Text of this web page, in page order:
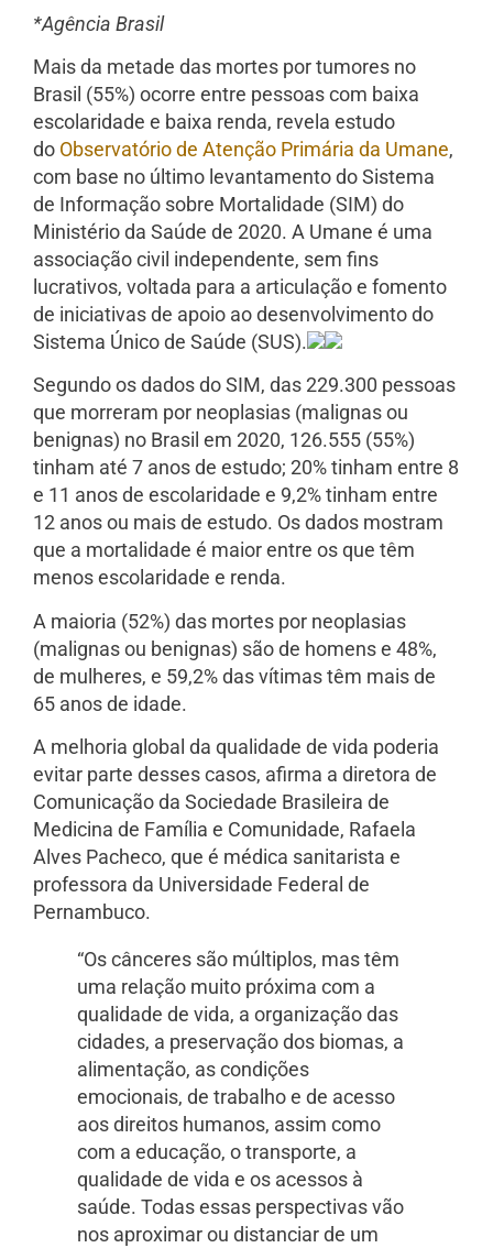
*Agência Brasil
Mais da metade das mortes por tumores no
Brasil (55%) ocorre entre pessoas com baixa
escolaridade e baixa renda, revela estudo
do Observatório de Atenção Primária da Umane,
com base no último levantamento do Sistema
de Informação sobre Mortalidade (SIM) do
Ministério da Saúde de 2020. A Umane é uma
associação civil independente, sem fins
lucrativos, voltada para a articulação e fomento
de iniciativas de apoio ao desenvolvimento do
Sistema Único de Saúde (SUS).
Segundo os dados do SIM, das 229.300 pessoas
que morreram por neoplasias (malignas ou
benignas) no Brasil em 2020, 126.555 (55%)
tinham até 7 anos de estudo; 20% tinham entre 8
e 11 anos de escolaridade e 9,2% tinham entre
12 anos ou mais de estudo. Os dados mostram
que a mortalidade é maior entre os que têm
menos escolaridade e renda.
A maioria (52%) das mortes por neoplasias
(malignas ou benignas) são de homens e 48%,
de mulheres, e 59,2% das vítimas têm mais de
65 anos de idade.
A melhoria global da qualidade de vida poderia
evitar parte desses casos, afirma a diretora de
Comunicação da Sociedade Brasileira de
Medicina de Família e Comunidade, Rafaela
Alves Pacheco, que é médica sanitarista e
professora da Universidade Federal de
Pernambuco.
“Os cânceres são múltiplos, mas têm
uma relação muito próxima com a
qualidade de vida, a organização das
cidades, a preservação dos biomas, a
alimentação, as condições
emocionais, de trabalho e de acesso
aos direitos humanos, assim como
com a educação, o transporte, a
qualidade de vida e os acessos à
saúde. Todas essas perspectivas vão
nos aproximar ou distanciar de um